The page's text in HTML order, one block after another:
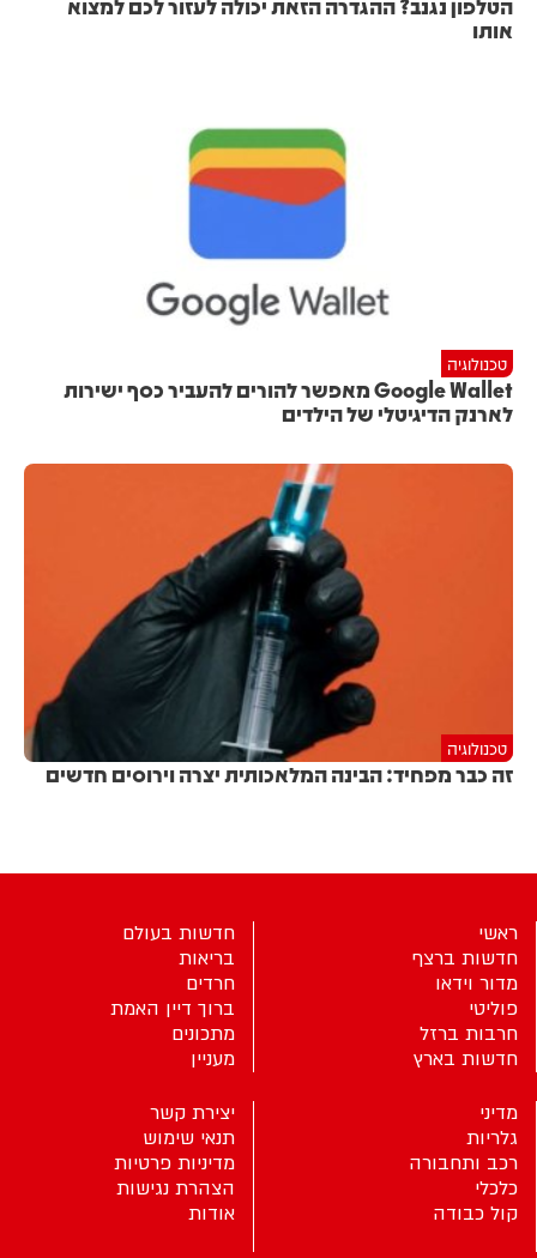
הטלפון נגנב? ההגדרה הזאת יכולה לעזור לכם למצוא
אותו
טכנולוגיה
Google Wallet מאפשר להורים להעביר כסף ישירות
לארנק הדיגיטלי של הילדים
טכנולוגיה
זה כבר מפחיד: הבינה המלאכותית יצרה וירוסים חדשים
ראשי
חדשות ברצף
מדור וידאו
פוליטי
חרבות ברזל
חדשות בארץ
חדשות בעולם
בריאות
חרדים
ברוך דיין האמת
מתכונים
מעניין
מדיני
גלריות
רכב ותחבורה
כלכלי
קול כבודה
יצירת קשר
תנאי שימוש
מדיניות פרטיות
הצהרת נגישות
אודות